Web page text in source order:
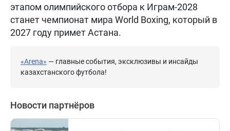
этапом олимпийского отбора к Играм-2028
станет чемпионат мира World Boxing, который в
2027 году примет Астана.
«Arena» — главные события, эксклюзивы и инсайды
казахстанского футбола!